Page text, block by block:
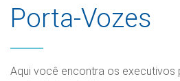
Porta-Vozes
Aqui você encontra os executivos